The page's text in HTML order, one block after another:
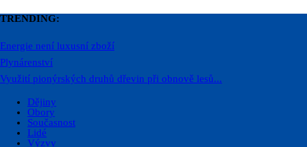
TRENDING:
Energie není luxusní zboží
Plynárenství
Využití pionýrských druhů dřevin při obnově lesů...
Dějiny
Obory
Současnost
Lidé
Výzvy